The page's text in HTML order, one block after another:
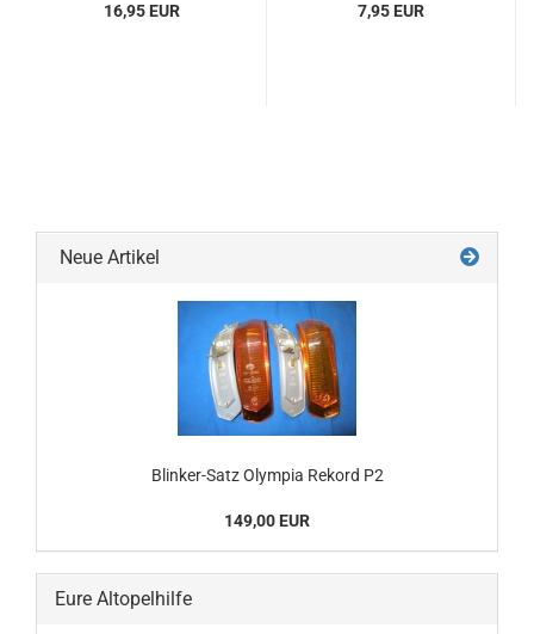
16,95 EUR 7,95 EUR
Neue Artikel
Blinker-Satz Olympia Rekord P2
149,00 EUR
Eure Altopelhilfe